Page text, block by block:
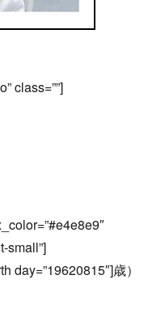
class=””]
small”]
day=”19620815″]歳）